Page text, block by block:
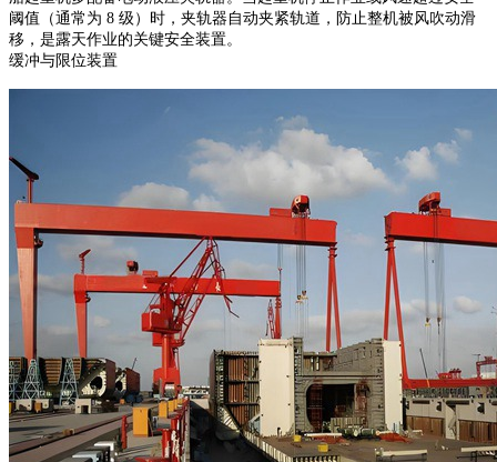
阈值（通常为 8 级）时，夹轨器自动夹紧轨道，防止整机被风吹动滑
移，是露天作业的关键安全装置。
缓冲与限位装置